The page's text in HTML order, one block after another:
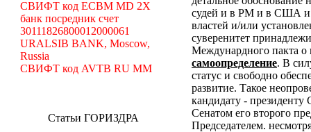
СВИФТ код ECBM MD 2X
банк посредник счет
30111826800012000061
URALSIB BANK, Moscow,
Russia
СВИФТ код AVTB RU MM
Статьи ГОРИЗДРА
судей и в РМ и в США и в
властей и/или
суверенитет
Междунардного пакта о
самоопределение. В
статус и свободно
развитие. Такое
кандидату -
Сенатом его второго
Председателем.